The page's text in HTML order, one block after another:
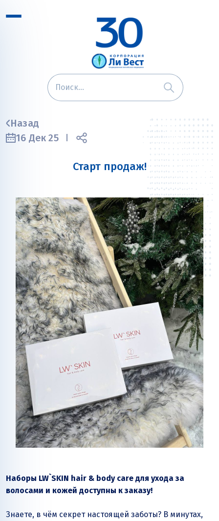
Назад
16 Дек 25
Старт продаж!
Наборы LW`SKIN hair & body care для ухода за
волосами и кожей доступны к заказу!
Знаете, в чём секрет настоящей заботы? В минутах,